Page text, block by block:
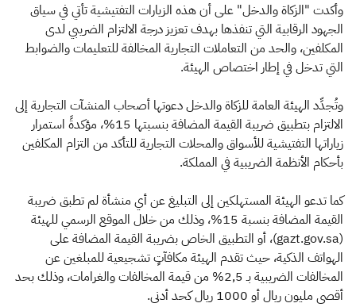
وأكدت "الزكاة والدخل" على أن هذه الزيارات التفتيشية تأتي في سياق
الجهود الرقابية التي تنفذها بهدف تعزيز درجة الالتزام الضريبي لدى
المكلفين، والحد من التعاملات التجارية المخالفة للتعليمات والضوابط
التي تدخل في إطار اختصاص الهيئة.
وتُجدِّد الهيئة العامة للزكاة والدخل دعوتها أصحاب المنشآت التجارية إلى
الالتزام بتطبيق ضريبة القيمة المضافة بنسبتها 15%، مؤكدةً استمرار
زياراتها التفتيشية للأسواق والمحلات التجارية للتأكد من التزام المكلفين
بأحكام الأنظمة الضريبية في المملكة.
كما تدعو الهيئة المستهلكين إلى التبليغ عن أي منشأة لم تطبق ضريبة
القيمة المضافة بنسبة 15%، وذلك من خلال الموقع الرسمي للهيئة
(gazt.gov.sa)، أو التطبيق الخاص بضريبة القيمة المضافة على
الهواتف الذكية، حيث تقدم الهيئة مكافآتٍ تشجيعية للمبلغين عن
المخالفات الضريبية بـ 2,5% من قيمة المخالفات والغرامات، وذلك بحد
أقصى مليون ريال أو 1000 ريال كحد أدنى.​